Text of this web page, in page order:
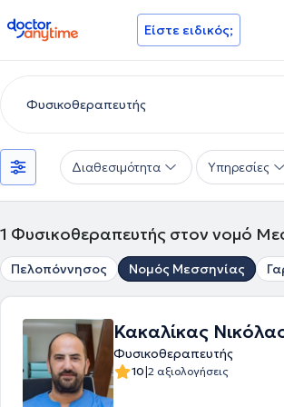
doctoranytime Είστε ειδικός;
Διαθεσιμότητα Υπηρεσίες
1 Φυσικοθεραπευτής στον νομό
Πελοπόννησος Νομός Μεσσηνίας
Κακαλίκας
Φυσικοθεραπευτής
10|2 αξιολογήσεις